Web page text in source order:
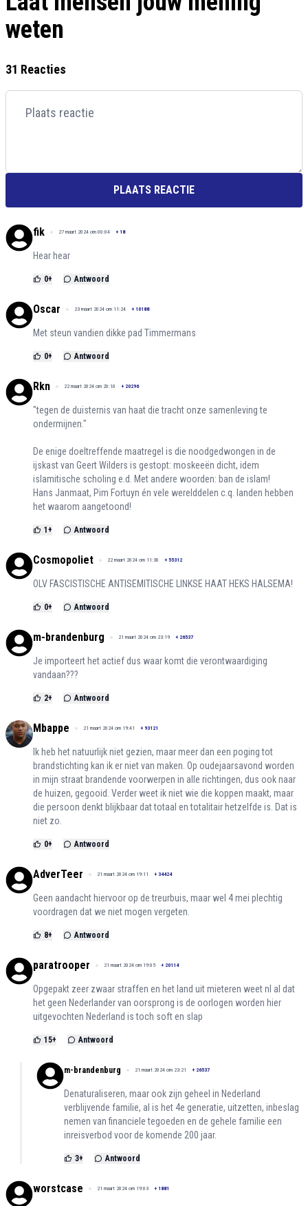
weten
31 Reacties
PLAATS REACTIE
fik 27 maart 2024 om 00:04 + 18
Hear hear
0+ Antwoord
Oscar 23 maart 2024 om 11:24 + 10188
Met steun vandien dikke pad Timmermans
0+ Antwoord
Rkn 22 maart 2024 om 20:10 + 20296
"tegen de duisternis van haat die tracht onze samenleving te
ondermijnen."
De enige doeltreffende maatregel is die noodgedwongen in de
ijskast van Geert Wilders is gestopt: moskeeën dicht, idem
islamitische scholing e.d. Met andere woorden: ban de islam!
Hans Janmaat, Pim Fortuyn én vele werelddelen c.q. landen hebben
het waarom aangetoond!
1 + Antwoord
Cosmopoliet 22 maart 2024 om 11:30 + 55312
OLV FASCISTISCHE ANTISEMITISCHE LINKSE HAAT HEKS HALSEMA!
0+ Antwoord
m-brandenburg 21 maart 2024 om 23:19 + 26537
Je importeert het actief dus waar komt die verontwaardiging
vandaan???
2+ Antwoord
Mbappe 21 maart 2024 om 19:41 + 93121
Ik heb het natuurlijk niet gezien, maar meer dan een poging tot
brandstichting kan ik er niet van maken. Op oudejaarsavond worden
in mijn straat brandende voorwerpen in alle richtingen, dus ook naar
de huizen, gegooid. Verder weet ik niet wie die koppen maakt, maar
die persoon denkt blijkbaar dat totaal en totalitair hetzelfde is. Dat is
niet zo.
0+ Antwoord
AdverTeer 21 maart 2024 om 19:11 + 34424
Geen aandacht hiervoor op de treurbuis, maar wel 4 mei plechtig
voordragen dat we niet mogen vergeten.
8+ Antwoord
paratrooper 21 maart 2024 om 19:05 + 20114
Opgepakt zeer zwaar straffen en het land uit mieteren weet nl al dat
het geen Nederlander van oorsprong is de oorlogen worden hier
uitgevochten Nederland is toch soft en slap
15+ Antwoord
m-brandenburg 21 maart 2024 om 23:21 + 26537
Denaturaliseren, maar ook zijn geheel in Nederland
verblijvende familie, al is het 4e generatie, uitzetten, inbeslag
nemen van financiele tegoeden en de gehele familie een
inreisverbod voor de komende 200 jaar.
3+ Antwoord
worstcase 21 maart 2024 om 19:03 + 1881